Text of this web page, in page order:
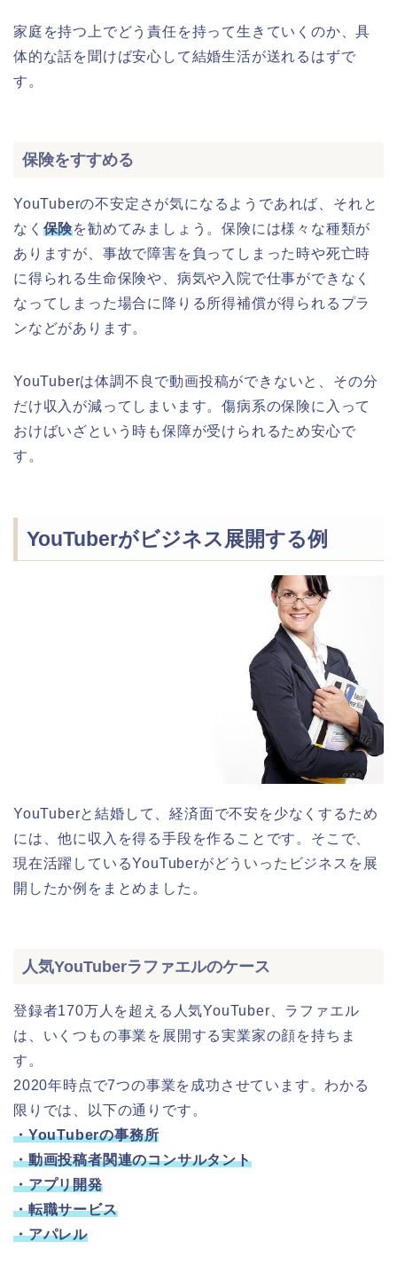
家庭を持つ上でどう責任を持って生きていくのか、具
体的な話を聞けば安心して結婚生活が送れるはずで
す。
保険をすすめる
YouTuberの不安定さが気になるようであれば、それと
なく 保険を勧めてみましょう。保険には様々な種類が
ありますが、事故で障害を負ってしまった時や死亡時
に得られる生命保険や、病気や入院で仕事ができなく
なってしまった場合に降りる所得補償が得られるプラ
ンなどがあります。
YouTuberは体調不良で動画投稿ができないと、その分
だけ収入が減ってしまいます。傷病系の保険に入って
おけばいざという時も保障が受けられるため安心で
す。
YouTuberがビジネス展開する例
YouTuberと結婚して、経済面で不安を少なくするため
には、他に収入を得る手段を作ることです。そこで、
現在活躍しているYouTuberがどういったビジネスを展
開したか例をまとめました。
人気YouTuberラファエルのケース
登録者170万人を超える人気YouTuber、ラファエル
は、いくつもの事業を展開する実業家の顔を持ちま
す。
2020年時点で7つの事業を成功させています。わかる
限りでは、以下の通りです。
・YouTuberの事務所
・動画投稿者関連のコンサルタント
・アプリ開発
・転職サービス
・アパレル